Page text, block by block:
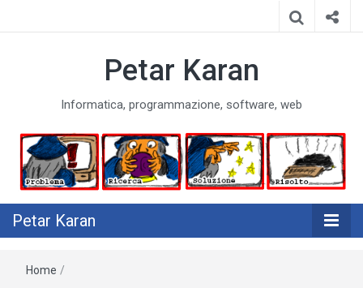
Petar Karan
Informatica, programmazione, software, web
Petar Karan
Home /